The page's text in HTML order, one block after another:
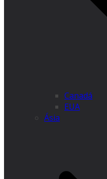
Canadá
EUA
Ásia